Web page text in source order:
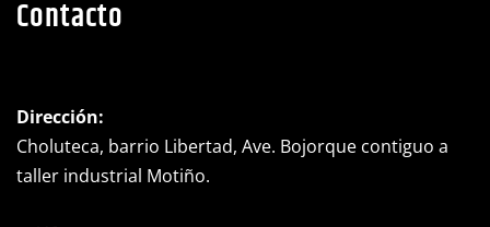
Contacto
Dirección:
Choluteca, barrio Libertad, Ave. Bojorque contiguo a
taller industrial Motiño.